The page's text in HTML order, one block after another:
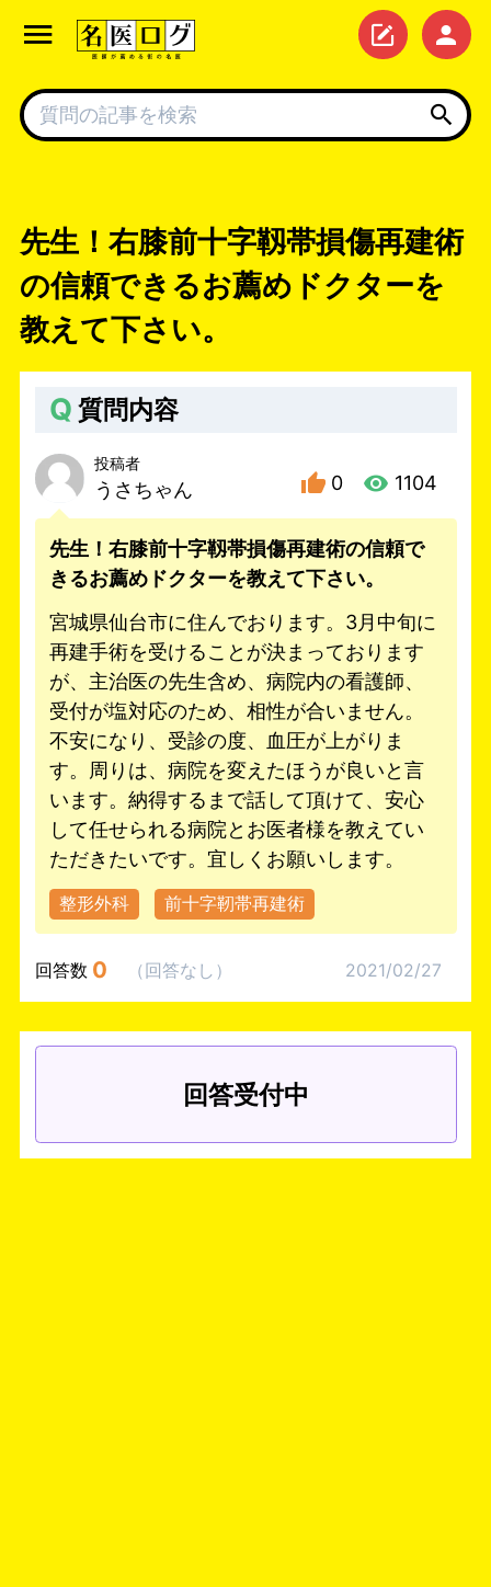
先生！右膝前十字靱帯損傷再建術
の信頼できるお薦めドクターを
教えて下さい。
Q 質問内容
投稿者
うさちゃん 0 1104
先生！右膝前十字靱帯損傷再建術の信頼で
きるお薦めドクターを教えて下さい。
宮城県仙台市に住んでおります。3月中旬に
再建手術を受けることが決まっております
が、主治医の先生含め、病院内の看護師、
受付が塩対応のため、相性が合いません。
不安になり、受診の度、血圧が上がりま
す。周りは、病院を変えたほうが良いと言
います。納得するまで話して頂けて、安心
して任せられる病院とお医者様を教えてい
ただきたいです。宜しくお願いします。
整形外科 前十字靭帯再建術
回答数 0 （回答なし ） 2021/02/27
回答受付中